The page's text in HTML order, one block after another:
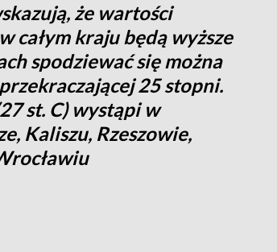
że wartości
całym kraju będą wyższe
spodziewać się można
25 stopni.
st. C) wystąpi w
Kaliszu, Rzeszowie,